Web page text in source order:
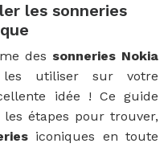
les sonneries
des sonneries Nokia
utiliser sur votre
idée ! Ce guide
étapes pour trouver,
iconiques en toute